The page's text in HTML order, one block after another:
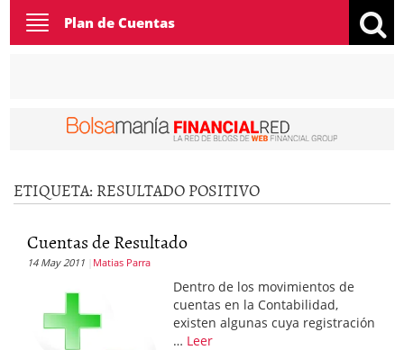
Toggle
navigation
Plan de Cuentas
ETIQUETA: RESULTADO POSITIVO
Cuentas de Resultado
14 May 2011 Matias Parra
Dentro de los movimientos de
cuentas en la Contabilidad,
existen algunas cuya registración
… Leer